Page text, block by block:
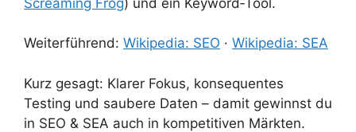
Weiterführend: Wikipedia: SEO · Wikipedia: SEA
Kurz gesagt: Klarer Fokus, konsequentes
Testing und saubere Daten – damit gewinnst du
in SEO & SEA auch in kompetitiven Märkten.